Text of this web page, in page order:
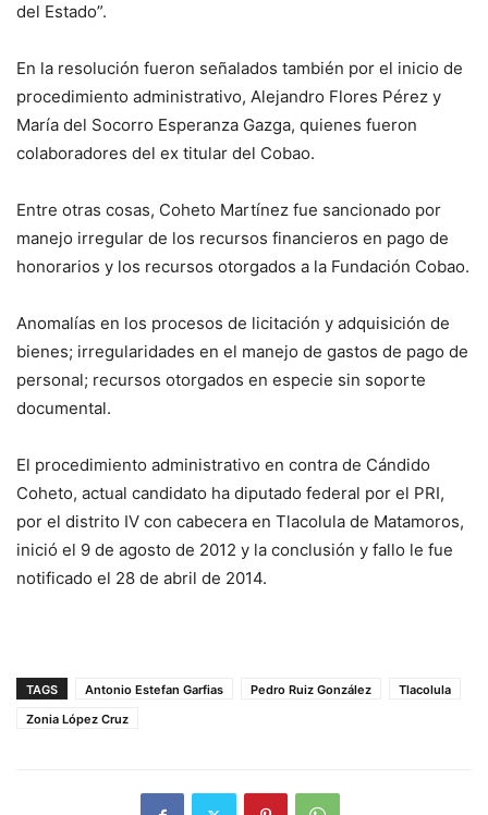
del Estado”.
En la resolución fueron señalados también por el inicio de
procedimiento administrativo, Alejandro Flores Pérez y
María del Socorro Esperanza Gazga, quienes fueron
colaboradores del ex titular del Cobao.
Entre otras cosas, Coheto Martínez fue sancionado por
manejo irregular de los recursos financieros en pago de
honorarios y los recursos otorgados a la Fundación Cobao.
Anomalías en los procesos de licitación y adquisición de
bienes; irregularidades en el manejo de gastos de pago de
personal; recursos otorgados en especie sin soporte
documental.
El procedimiento administrativo en contra de Cándido
Coheto, actual candidato ha diputado federal por el PRI,
por el distrito IV con cabecera en Tlacolula de Matamoros,
inició el 9 de agosto de 2012 y la conclusión y fallo le fue
notificado el 28 de abril de 2014.
TAGS Antonio Estefan Garfias Pedro Ruiz González
Tlacolula
Zonia López Cruz